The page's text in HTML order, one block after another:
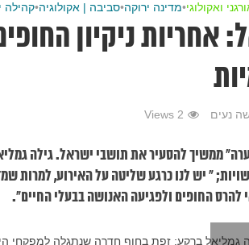
ואקולוגי•מדינה ירוקה•סביבה | אקולוגיה•קהילה
אחריות ניקיון
נעים 2 Views
ממשיך להסעיר את תושבי ישראל. גילה
" יש לנו כרגע שליטה על האירוע, למרות
להרס החופים ולפגיעה האנושה בבעלי החיים".